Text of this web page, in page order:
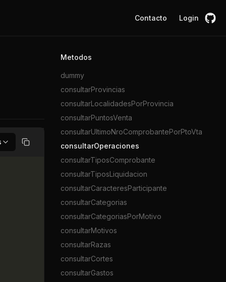
Contacto Login
Copiar
Metodos
dummy
consultarProvincias
consultarLocalidadesPorProvincia
consultarPuntosVenta
consultarUltimoNroComprobantePorPtoVta
consultarOperaciones
consultarTiposComprobante
consultarTiposLiquidacion
consultarCaracteresParticipante
consultarCategorias
consultarCategoriasPorMotivo
consultarMotivos
consultarRazas
consultarCortes
consultarGastos